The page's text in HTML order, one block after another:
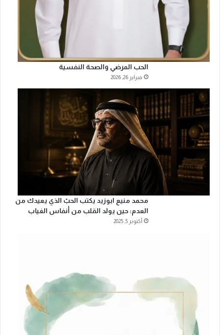
الحب المرضي والصحة النفسية
فبراير 26, 2026
محمد منيع ابوزيد يكتب الحبّ الذي يعيدك من
العدم: حين يولد القلب من أنفاس الغياب
أكتوبر 5, 2025